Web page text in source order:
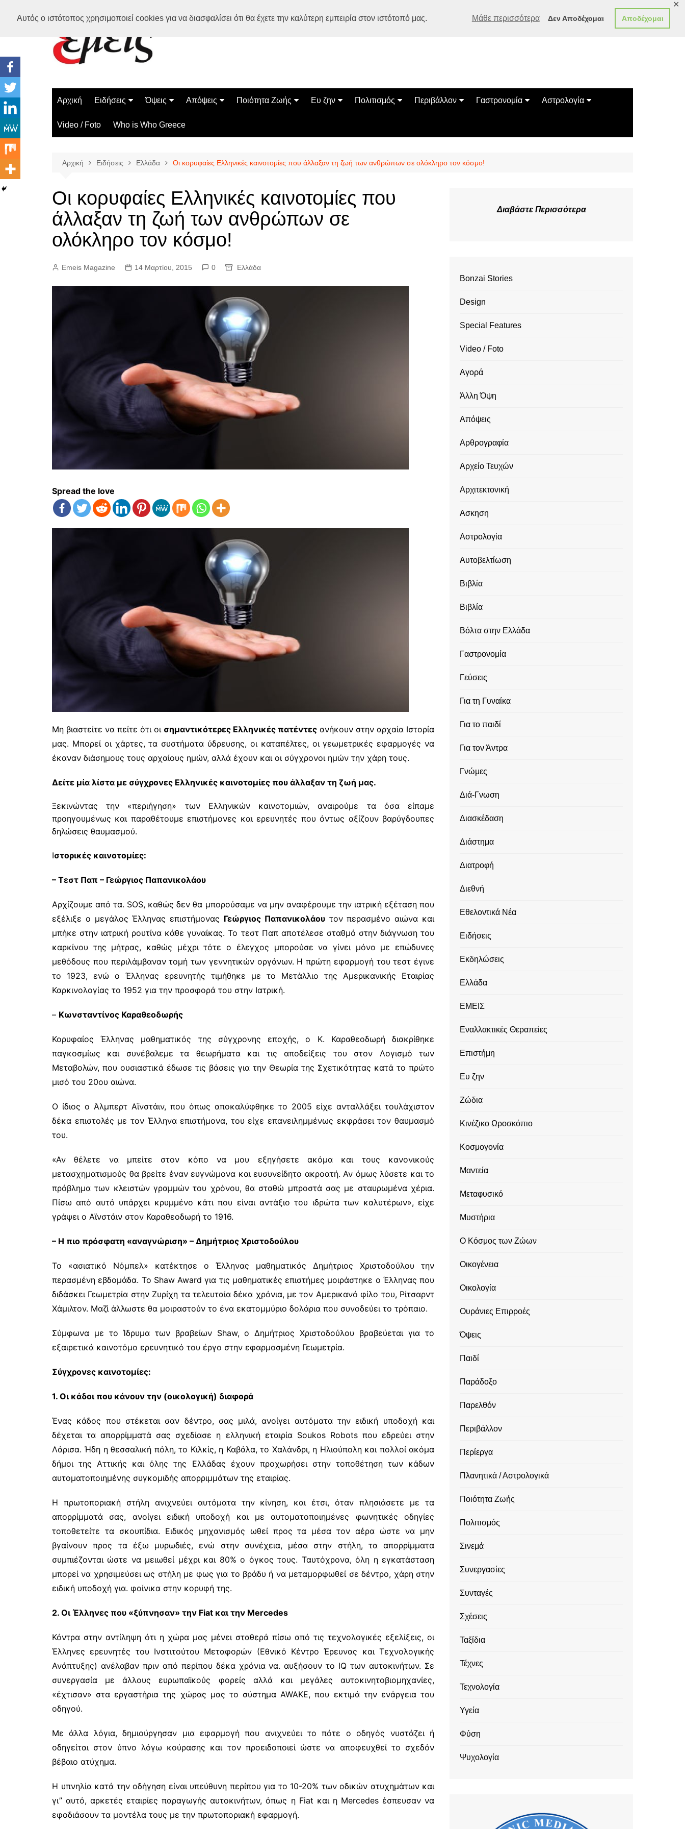
Αυτός ο ιστότοπος χρησιμοποιεί cookies για να διασφαλίσει ότι θα έχετε την καλύτερη εμπειρία στον ιστότοπό μας. Μάθε περισσότερα Δεν Αποδέχομαι Αποδέχομαι
✕
Αρχική Ειδήσεις
Ελλάδα
Διεθνή
Όψεις
Διάστημα
Επιστήμη
Απόψεις
Αρθρογραφία
Ποιότητα Ζωής
Ασκηση
Ευ ζην
Αυτοβελτίωση
Σχέσεις
Πολιτισμός
Εκδηλώσεις
Bonsai Stories
Περιβάλλον
Οικολογία
Γαστρονομία
Συνταγές
Αστρολογία
Κινέζικο Ωροσκόπιο
Video / Foto Who is Who Greece
Αρχική Ειδήσεις Ελλάδα Οι κορυφαίες Ελληνικές καινοτομίες που άλλαξαν τη ζωή των ανθρώπων σε ολόκληρο τον κόσμο!
Οι κορυφαίες Ελληνικές καινοτομίες που
άλλαξαν τη ζωή των ανθρώπων σε
ολόκληρο τον κόσμο!
Emeis Magazine 14 Μαρτίου, 2015 0 Ελλάδα
Spread the love
Μη βιαστείτε να πείτε ότι οι σημαντικότερες Ελληνικές πατέντες ανήκουν στην αρχαία Ιστορία
μας. Μπορεί οι χάρτες, τα συστήματα ύδρευσης, οι καταπέλτες, οι γεωμετρικές εφαρμογές να
έκαναν διάσημους τους αρχαίους ημών, αλλά έχουν και οι σύγχρονοι ημών την χάρη τους.
Δείτε μία λίστα με σύγχρονες Ελληνικές καινοτομίες που άλλαξαν τη ζωή μας.
Ξεκινώντας την «περιήγηση» των Ελληνικών καινοτομιών, αναιρούμε τα όσα είπαμε
προηγουμένως και παραθέτουμε επιστήμονες και ερευνητές που όντως αξίζουν βαρύγδουπες
δηλώσεις θαυμασμού.
Ιστορικές καινοτομίες:
– Τεστ Παπ – Γεώργιος Παπανικολάου
Αρχίζουμε από τα. SOS, καθώς δεν θα μπορούσαμε να μην αναφέρουμε την ιατρική εξέταση που
εξέλιξε ο μεγάλος Έλληνας επιστήμονας Γεώργιος Παπανικολάουτον περασμένο αιώνα και
μπήκε στην ιατρική ρουτίνα κάθε γυναίκας. Το τεστ Παπ αποτέλεσε σταθμό στην διάγνωση του
καρκίνου της μήτρας, καθώς μέχρι τότε ο έλεγχος μπορούσε να γίνει μόνο με επώδυνες
μεθόδους που περιλάμβαναν τομή των γεννητικών οργάνων. Η πρώτη εφαρμογή του τεστ έγινε
το 1923, ενώ ο Έλληνας ερευνητής τιμήθηκε με το Μετάλλιο της Αμερικανικής Εταιρίας
Καρκινολογίας το 1952 για την προσφορά του στην Ιατρική.
– Κωνσταντίνος Καραθεοδωρής
Κορυφαίος Έλληνας μαθηματικός της σύγχρονης εποχής, ο Κ. Καραθεοδωρή διακρίθηκε
παγκοσμίως και συνέβαλεμε τα θεωρήματα και τις αποδείξεις του στον Λογισμό των
Μεταβολών, που ουσιαστικά έδωσε τις βάσεις για την Θεωρία της Σχετικότητας κατά το πρώτο
μισό του 20ου αιώνα.
Ο ίδιος ο Άλμπερτ Αϊνστάιν, που όπως αποκαλύφθηκε το 2005 είχε ανταλλάξει τουλάχιστον
δέκα επιστολές με τον Έλληνα επιστήμονα, του είχε επανειλημμένως εκφράσει τον θαυμασμό
του.
«Αν θέλετε να μπείτε στον κόπο να μου εξηγήσετε ακόμα και τους κανονικούς
μετασχηματισμούς θα βρείτε έναν ευγνώμονα και ευσυνείδητο ακροατή. Αν όμως λύσετε και το
πρόβλημα των κλειστών γραμμών του χρόνου, θα σταθώ μπροστά σας με σταυρωμένα χέρια.
Πίσω από αυτό υπάρχει κρυμμένο κάτι που είναι αντάξιο του ιδρώτα των καλυτέρων», είχε
γράψει ο Αϊνστάιν στον Καραθεοδωρή το 1916.
– Η πιο πρόσφατη «αναγνώριση» – Δημήτριος Χριστοδούλου
Το «ασιατικό Νόμπελ» κατέκτησε ο Έλληνας μαθηματικός Δημήτριος Χριστοδούλου την
περασμένη εβδομάδα. Το Shaw Award για τις μαθηματικές επιστήμες μοιράστηκε ο Έλληνας που
διδάσκει Γεωμετρία στην Ζυρίχη τα τελευταία δέκα χρόνια, με τον Αμερικανό φίλο του, Ρίτσαρντ
Χάμιλτον. Μαζί άλλωστε θα μοιραστούν το ένα εκατομμύριο δολάρια που συνοδεύει το τρόπαιο.
Σύμφωνα με το Ίδρυμα των βραβείων Shaw, ο Δημήτριος Χριστοδούλου βραβεύεται για το
εξαιρετικά καινοτόμο ερευνητικό του έργο στην εφαρμοσμένη Γεωμετρία.
Σύγχρονες καινοτομίες:
1. Οι κάδοι που κάνουν την (οικολογική) διαφορά
Ένας κάδος που στέκεται σαν δέντρο, σας μιλά, ανοίγει αυτόματα την ειδική υποδοχή και
δέχεται τα απορρίμματά σας σχεδίασε η ελληνική εταιρία Soukos Robots που εδρεύει στην
Λάρισα. Ήδη η θεσσαλική πόλη, το Κιλκίς, η Καβάλα, το Χαλάνδρι, η Ηλιούπολη και πολλοί ακόμα
δήμοι της Αττικής και όλης της Ελλάδας έχουν προχωρήσει στην τοποθέτηση των κάδων
αυτοματοποιημένης συγκομιδής απορριμμάτων της εταιρίας.
Η πρωτοποριακή στήλη ανιχνεύει αυτόματα την κίνηση, και έτσι, όταν πλησιάσετε με τα
απορρίμματά σας, ανοίγει ειδική υποδοχή και με αυτοματοποιημένες φωνητικές οδηγίες
τοποθετείτε τα σκουπίδια. Ειδικός μηχανισμός ωθεί προς τα μέσα τον αέρα ώστε να μην
βγαίνουν προς τα έξω μυρωδιές, ενώ στην συνέχεια, μέσα στην στήλη, τα απορρίμματα
συμπιέζονται ώστε να μειωθεί μέχρι και 80% ο όγκος τους. Ταυτόχρονα, όλη η εγκατάσταση
μπορεί να χρησιμεύσει ως στήλη με φως για το βράδυ ή να μεταμορφωθεί σε δέντρο, χάρη στην
ειδική υποδοχή για. φοίνικα στην κορυφή της.
2. Οι Έλληνες που «ξύπνησαν» την Fiat και την Mercedes
Κόντρα στην αντίληψη ότι η χώρα μας μένει σταθερά πίσω από τις τεχνολογικές εξελίξεις, οι
Έλληνες ερευνητές του Ινστιτούτου Μεταφορών (Εθνικό Κέντρο Έρευνας και Τεχνολογικής
Ανάπτυξης) ανέλαβαν πριν από περίπου δέκα χρόνια να. αυξήσουν το IQ των αυτοκινήτων. Σε
συνεργασία με άλλους ευρωπαϊκούς φορείς αλλά και μεγάλες αυτοκινητοβιομηχανίες,
«έχτισαν» στα εργαστήρια της χώρας μας το σύστημα AWAKE, που εκτιμά την ενάργεια του
οδηγού.
Με άλλα λόγια, δημιούργησαν μια εφαρμογή που ανιχνεύει το πότε ο οδηγός νυστάζει ή
οδηγείται στον ύπνο λόγω κούρασης και τον προειδοποιεί ώστε να αποφευχθεί το σχεδόν
βέβαιο ατύχημα.
Η υπνηλία κατά την οδήγηση είναι υπεύθυνη περίπου για το 10-20% των οδικών ατυχημάτων και
γι” αυτό, αρκετές εταιρίες παραγωγής αυτοκινήτων, όπως η Fiat και η Mercedes έσπευσαν να
εφοδιάσουν τα μοντέλα τους με την πρωτοποριακή εφαρμογή.
Διαβάστε Περισσότερα
Bonzai Stories
Design
Special Features
Video / Foto
Αγορά
Άλλη Όψη
Απόψεις
Αρθρογραφία
Αρχείο Τευχών
Αρχιτεκτονική
Ασκηση
Αστρολογία
Αυτοβελτίωση
Βιβλία
Βιβλία
Βόλτα στην Ελλάδα
Γαστρονομία
Γεύσεις
Για τη Γυναίκα
Για το παιδί
Για τον Άντρα
Γνώμες
Διά-Γνωση
Διασκέδαση
Διάστημα
Διατροφή
Διεθνή
Εθελοντικά Νέα
Ειδήσεις
Εκδηλώσεις
Ελλάδα
ΕΜΕΙΣ
Εναλλακτικές Θεραπείες
Επιστήμη
Ευ ζην
Ζώδια
Κινέζικο Ωροσκόπιο
Κοσμογονία
Μαντεία
Μεταφυσικό
Μυστήρια
Ο Κόσμος των Ζώων
Οικογένεια
Οικολογία
Ουράνιες Επιρροές
Όψεις
Παιδί
Παράδοξο
Παρελθόν
Περιβάλλον
Περίεργα
Πλανητικά / Αστρολογικά
Ποιότητα Ζωής
Πολιτισμός
Σινεμά
Συνεργασίες
Συνταγές
Σχέσεις
Ταξίδια
Τέχνες
Τεχνολογία
Υγεία
Φύση
Ψυχολογία